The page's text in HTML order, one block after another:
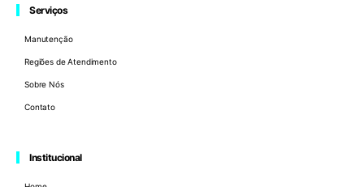
Serviços
Manutenção
Regiões de Atendimento
Sobre Nós
Contato
Institucional